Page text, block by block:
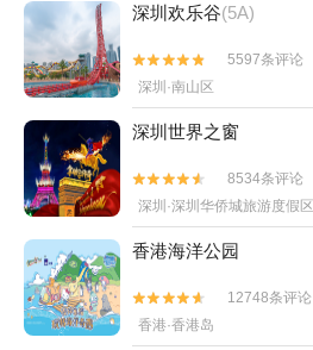
深圳欢乐谷(5A)


5597条评论
深圳·南山区
深圳世界之窗


8534条评论
深圳·深圳华侨城旅游度假区
香港海洋公园


12748条评论
香港·香港岛